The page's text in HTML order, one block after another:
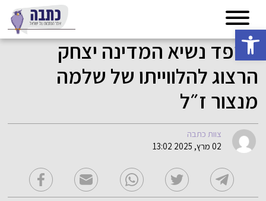
פתח סרגל נגישות
הספד נשיא המדינה יצחק
הרצוג להלווייתו של שלמה
מנצור ז״ל
צוות כתבה
02 מרץ, 2025 13:02